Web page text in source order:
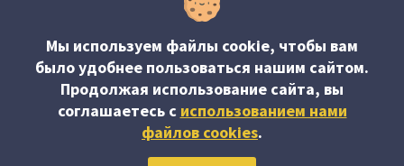
тел.:
тел./факс: (+373 22) 22 53 90
e-mail:
abonare@contabilitate.md
newsletter:
contabilitate
Мы используем файлы cookie, чтобы вам
было удобнее пользоваться нашим сайтом.
Продолжая использование сайта, вы
соглашаетесь c использованием нами
файлов cookies.